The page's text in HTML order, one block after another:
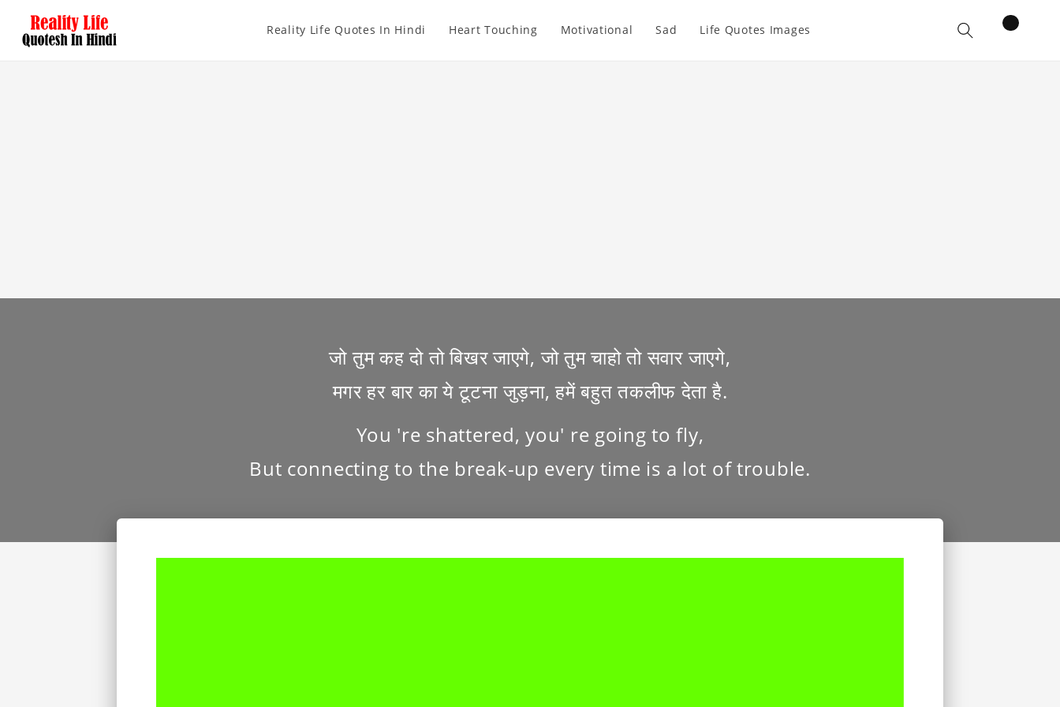
Reality Life Quotes In Hindi Heart Touching Motivational Sad Life Quotes Images Cart
items
जो तुम कह दो तो बिखर जाएगे, जो तुम चाहो तो सवार जाएगे,
मगर हर बार का ये टूटना जुड़ना, हमें बहुत तकलीफ देता है.
You 're shattered, you' re going to fly,
But connecting to the break-up every time is a lot of trouble.